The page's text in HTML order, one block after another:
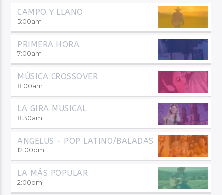
CAMPO Y LLANO
5:00am
PRIMERA HORA
7:00am
MÚSICA CROSSOVER
8:00am
LA GIRA MUSICAL
8:30am
ANGELUS – POP LATINO/BALADAS
12:00pm
LA MÁS POPULAR
2:00pm